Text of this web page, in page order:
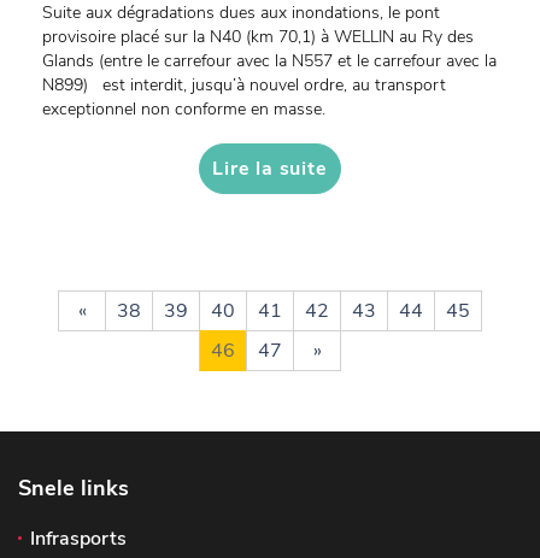
Suite aux dégradations dues aux inondations, le pont
provisoire placé sur la N40 (km 70,1) à WELLIN au Ry des
Glands (entre le carrefour avec la N557 et le carrefour avec la
N899) est interdit, jusqu’à nouvel ordre, au transport
exceptionnel non conforme en masse.
Lire la suite
« 38 39 40 41 42 43 44
45
46
47 »
Snele links
Infrasports